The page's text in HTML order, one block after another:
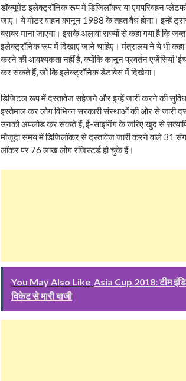
डॉक्यूमेंट इलेक्ट्रॉनिक रूप में डिजिलॉकर या एमपरिवहन
जाए। ये मोटर वाहन कानून 1988 के तहत वैध होगा। इन्हें
बराबर माना जाएगा। इसके अलावा राज्यों से कहा गया है कि
इलेक्ट्रॉनिक रूप में दिखाए जाने चाहिए। मंत्रालय ने ये भी
करने की आवश्यकता नहीं है, क्योंकि कानून प्रवर्तन एजेंसियां
कर सकते हैं, जो कि इलेक्ट्रॉनिक डेटाबेस में दिखेगा।
डिजिटल रूप में दस्तावेज सहेजने और इन्हें जारी करने की
इस्तेमाल कर लोग विभिन्न सरकारी संस्थाओं की ओर से
उनको अपलोड कर सकते हैं, ई-साइनिंग के जरिए खुद से
मौजूदा समय में डिजिलॉकर से दस्तावेज जारी करने वाले 31
लॉकर पर 76 लाख लोग रजिस्टर्ड हो चुके हैं।
You May Also Like Asia Cup 2018: टीम
विकेट से मारी बाजी